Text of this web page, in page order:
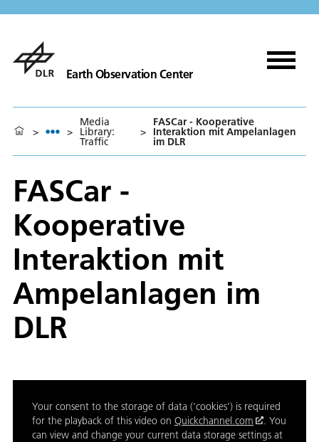
Earth Observation Center
> >
Media
Library:
Traffic
>
FASCar - Kooperative
Interaktion mit Ampelanlagen
im DLR
FASCar -
Kooperative
Interaktion mit
Ampelanlagen im
DLR
Your consent to the storage of data ('cookies') is required
for the playback of this video on Quickchannel.com
. You
can view and change your current data storage settings at